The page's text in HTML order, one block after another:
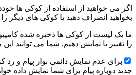
اگر می خواهید از استفاده از کوکی ها
بخواهید انصراف دهید یا کوکی های دیگر
ما یک لیست از کوکی ها ذخیره شده
را تغییر یا نمایش دهیم. شما می توانید
جدید دوباره پیام برای شما نمایش داده